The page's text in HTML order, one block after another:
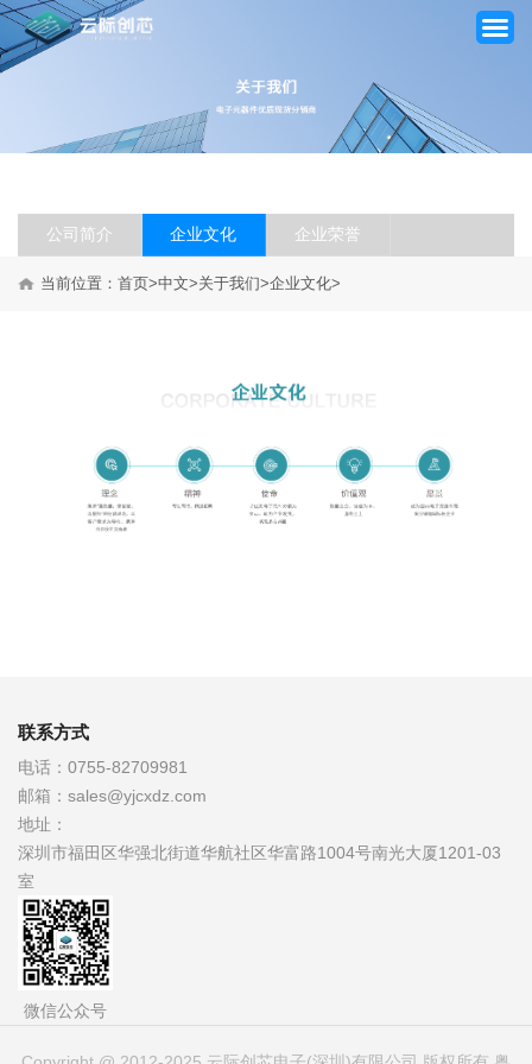
首页
产品中心
公司简介 企业文化 企业荣誉
当前位置： 首页>中文>关于我们>企业文化>
联系方式
电话： 0755-82709981
邮箱： sales@yjcxdz.com
地址：
深圳市福田区华强北街道华航社区华富路1004号南光大厦1201-03
室
微信公众号